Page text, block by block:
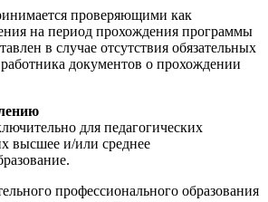
проверяющими как
на период прохождения программы
в случае отсутствия обязательных
работника документов о прохождении
для педагогических
высшее и/или среднее
профессионального образования